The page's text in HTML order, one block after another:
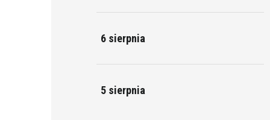
6 sierpnia
5 sierpnia